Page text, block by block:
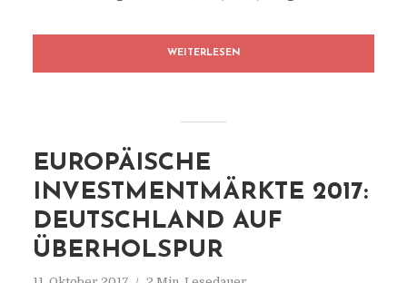
WEITERLESEN
EUROPÄISCHE
INVESTMENTMÄRKTE 2017:
DEUTSCHLAND AUF
ÜBERHOLSPUR